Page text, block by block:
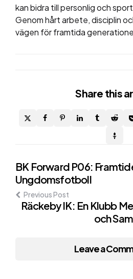
kan bidra till personlig och
Genom hårt arbete, disciplin
vägen för framtida
Share this
Post
navigation
BK Forward P06:
Ungdomsfotboll
Previous Post
Räckeby IK: En Klubb
och
Leave a